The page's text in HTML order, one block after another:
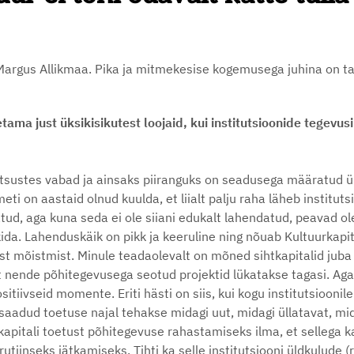
Allikmaa. Pika ja mitmekesise kogemusega juhina
just üksikisikutest loojaid, kui institutsioonide
vabad ja ainsaks piiranguks on seadusega määratud
on aastaid olnud kuulda, et liialt palju raha läheb
aga kuna seda ei ole siiani edukalt lahendatud, peavad
Lahenduskäik on pikk ja keeruline ning nõuab
mõistmist. Minule teadaolevalt on mõned sihtkapitalid
põhitegevusega seotud projektid lükatakse tagasi.
momente. Eriti hästi on siis, kui kogu
toetuse najal tehakse midagi uut, midagi üllatavat,
toetust põhitegevuse rahastamiseks ilma, et sellega
jätkamiseks. Tihti ka selle institutsiooni üldkulude